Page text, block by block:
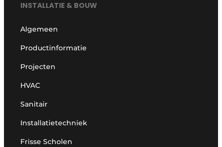
INSTALLATIE & BOUW
Algemeen
Productinformatie
Projecten
HVAC
Sanitair
Installatietechniek
Frisse Scholen